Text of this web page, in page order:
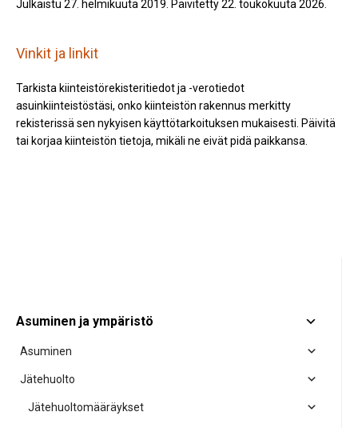
Julkaistu 27. helmikuuta 2019. Päivitetty 22. toukokuuta 2026.
Vinkit ja linkit
Tarkista kiinteistörekisteritiedot ja -verotiedot
asuinkiinteistöstäsi, onko kiinteistön rakennus merkitty
rekisterissä sen nykyisen käyttötarkoituksen mukaisesti. Päivitä
tai korjaa kiinteistön tietoja, mikäli ne eivät pidä paikkansa.
Asuminen ja ympäristö
Asuminen
Jätehuolto
Jätehuoltomääräykset